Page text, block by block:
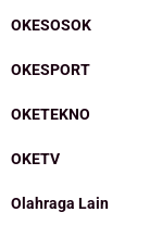
OKESOSOK
OKESPORT
OKETEKNO
OKETV
Olahraga Lain